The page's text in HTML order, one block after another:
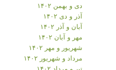
دی و بهمن ۱۴۰۲
آذر و دی ۱۴۰۲
آبان و آذر ۱۴۰۲
مهر و آبان ۱۴۰۲
شهریور و مهر ۱۴۰۲
مرداد و شهریور ۱۴۰۲